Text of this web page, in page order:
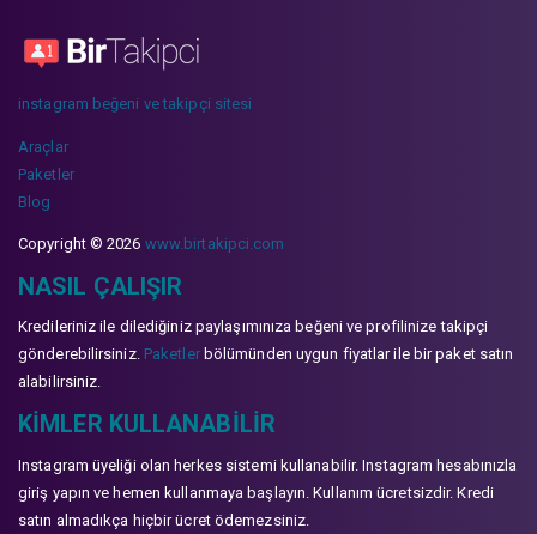
instagram beğeni ve takipçi sitesi
Araçlar
Paketler
Blog
Copyright © 2026 www.birtakipci.com
NASIL ÇALIŞIR
Kredileriniz ile dilediğiniz paylaşımınıza beğeni ve profilinize takipçi
gönderebilirsiniz. Paketlerbölümünden uygun fiyatlar ile bir paket satın
alabilirsiniz.
KIMLER KULLANABILIR
Instagram üyeliği olan herkes sistemi kullanabilir. Instagram hesabınızla
giriş yapın ve hemen kullanmaya başlayın. Kullanım ücretsizdir. Kredi
satın almadıkça hiçbir ücret ödemezsiniz.